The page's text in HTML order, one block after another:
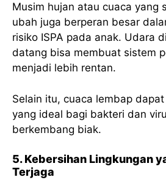
Musim hujan atau cuaca yang
ubah juga berperan besar
risiko ISPA pada anak. Udara
datang bisa membuat sistem
menjadi lebih rentan.
Selain itu, cuaca lembap
yang ideal bagi bakteri dan
berkembang biak.
5. Kebersihan Lingkungan
Terjaga